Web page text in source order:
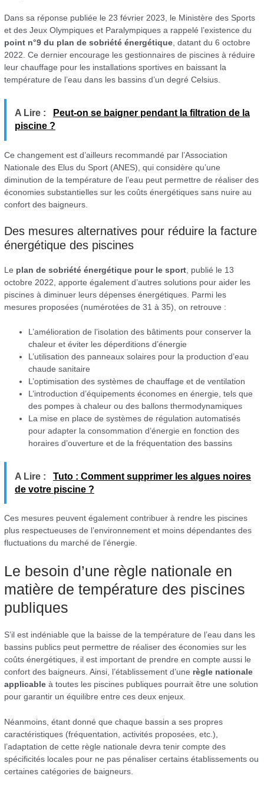
Dans sa réponse publiée le 23 février 2023, le Ministère des Sports
et des Jeux Olympiques et Paralympiques a rappelé l’existence du
point n°9 du plan de sobriété énergétique , datant du 6 octobre
2022. Ce dernier encourage les gestionnaires de piscines à réduire
leur chauffage pour les installations sportives en baissant la
température de l’eau dans les bassins d’un degré Celsius.
A Lire :
Peut-on se baigner pendant la filtration de la
piscine ?
Ce changement est d’ailleurs recommandé par l’Association
Nationale des Elus du Sport (ANES), qui considère qu’une
diminution de la température de l’eau peut permettre de réaliser des
économies substantielles sur les coûts énergétiques sans nuire au
confort des baigneurs.
Des mesures alternatives pour réduire la facture
énergétique des piscines
Le plan de sobriété énergétique pour le sport , publié le 13
octobre 2022, apporte également d’autres solutions pour aider les
piscines à diminuer leurs dépenses énergétiques. Parmi les
mesures proposées (numérotées de 31 à 35), on retrouve :
L’amélioration de l’isolation des bâtiments pour conserver la
chaleur et éviter les déperditions d’énergie
L’utilisation des panneaux solaires pour la production d’eau
chaude sanitaire
L’optimisation des systèmes de chauffage et de ventilation
L’introduction d’équipements économes en énergie, tels que
des pompes à chaleur ou des ballons thermodynamiques
La mise en place de systèmes de régulation automatisés
pour adapter la consommation d’énergie en fonction des
horaires d’ouverture et de la fréquentation des bassins
A Lire :
Tuto : Comment supprimer les algues noires
de votre piscine ?
Ces mesures peuvent également contribuer à rendre les piscines
plus respectueuses de l’environnement et moins dépendantes des
fluctuations du marché de l’énergie.
Le besoin d’une règle nationale en
matière de température des piscines
publiques
S’il est indéniable que la baisse de la température de l’eau dans les
bassins publics peut permettre de réaliser des économies sur les
coûts énergétiques, il est important de prendre en compte aussi le
confort des baigneurs. Ainsi, l’établissement d’une règle nationale
applicable à toutes les piscines publiques pourrait être une solution
pour garantir un équilibre entre ces deux enjeux.
Néanmoins, étant donné que chaque bassin a ses propres
caractéristiques (fréquentation, activités proposées, etc.),
l’adaptation de cette règle nationale devra tenir compte des
spécificités locales pour ne pas pénaliser certains établissements ou
certaines catégories de baigneurs.